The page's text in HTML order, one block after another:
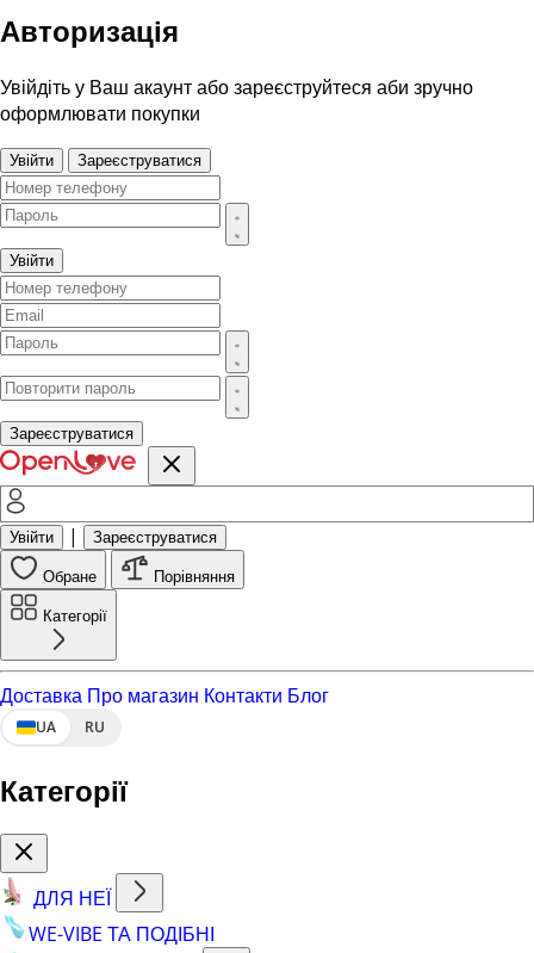
Авторизація
Увійдіть у Ваш акаунт або зареєструйтеся аби зручно
оформлювати покупки
Увійти Зареєструватися
Увійти
Зареєструватися
Увійти | Зареєструватися
Обране Порівняння
Категорії
Доставка Про магазин Контакти Блог
UA RU
Категорії
ДЛЯ НЕЇ
WE-VIBE ТА ПОДІБНІ